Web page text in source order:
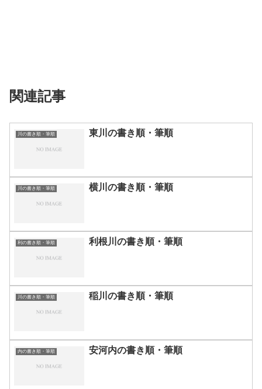
関連記事
川の書き順・筆順 東川の書き順・筆順
川の書き順・筆順 横川の書き順・筆順
利の書き順・筆順 利根川の書き順・筆順
川の書き順・筆順 稲川の書き順・筆順
内の書き順・筆順 安河内の書き順・筆順